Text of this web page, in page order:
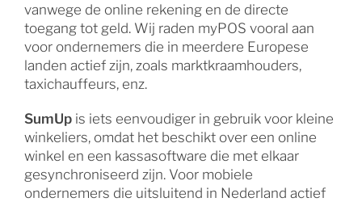
vanwege de online rekening en de directe
toegang tot geld. Wij raden myPOS vooral aan
voor ondernemers die in meerdere Europese
landen actief zijn, zoals marktkraamhouders,
taxichauffeurs, enz.
SumUpis iets eenvoudiger in gebruik voor kleine
winkeliers, omdat het beschikt over een online
winkel en een kassasoftware die met elkaar
gesynchroniseerd zijn. Voor mobiele
ondernemers die uitsluitend in Nederland actief